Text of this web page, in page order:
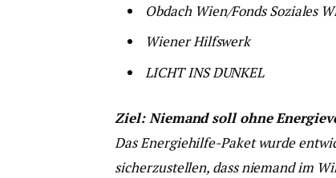
Obdach Wien/Fonds Soziales
Wiener Hilfswerk
LICHT INS DUNKEL
Ziel: Niemand soll ohne
Das Energiehilfe-Paket wurde
sicherzustellen, dass niemand im